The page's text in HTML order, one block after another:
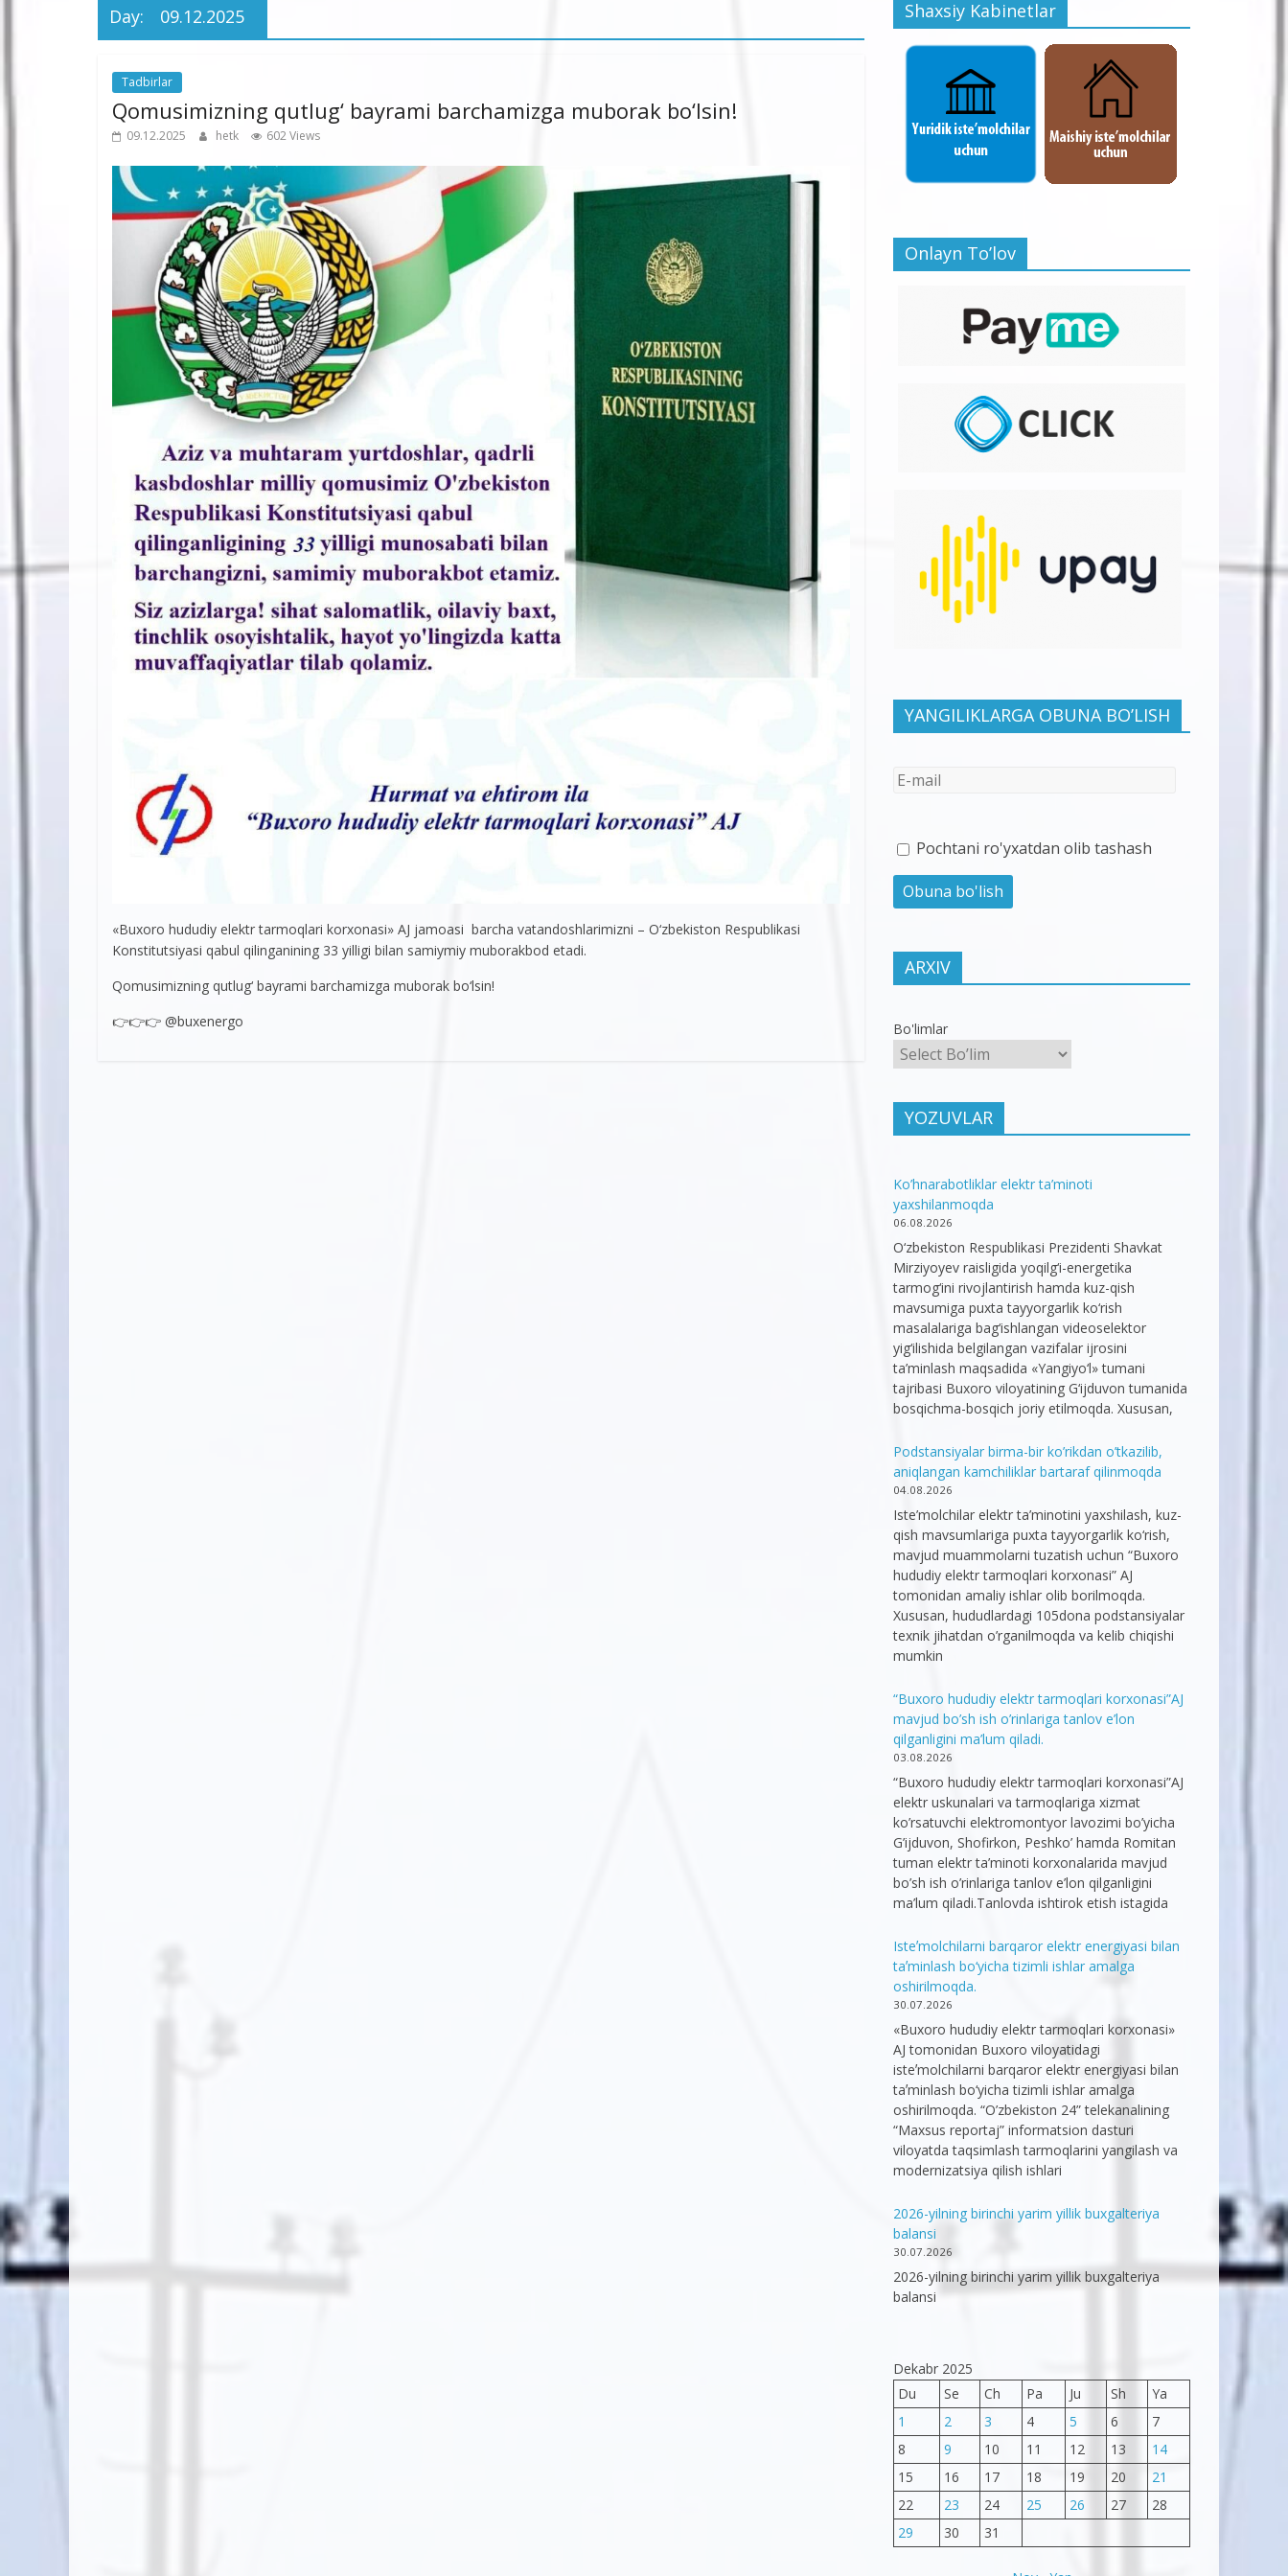
Day: 09.12.2025
Tadbirlar
Qomusimizning qutlug‘ bayrami barchamizga muborak bo‘lsin!
09.12.2025 hetk 602 Views
«Buxoro hududiy elektr tarmoqlari korxonasi» AJ jamoasi barcha vatandoshlarimizni – O‘zbekiston Respublikasi
Konstitutsiyasi qabul qilinganining 33 yilligi bilan samiymiy muborakbod etadi.
Qomusimizning qutlug‘ bayrami barchamizga muborak bo‘lsin!
👉👉👉 @buxenergo
Shaxsiy Kabinetlar
Onlayn To’lov
YANGILIKLARGA OBUNA BO’LISH
Pochtani ro'yxatdan olib tashash
ARXIV
Bo'limlar
YOZUVLAR
Ko’hnarabotliklar elektr ta’minoti
yaxshilanmoqda
06.08.2026
O‘zbekiston Respublikasi Prezidenti Shavkat
Mirziyoyev raisligida yoqilg‘i-energetika
tarmog‘ini rivojlantirish hamda kuz-qish
mavsumiga puxta tayyorgarlik ko‘rish
masalalariga bag‘ishlangan videoselektor
yig‘ilishida belgilangan vazifalar ijrosini
ta’minlash maqsadida «Yangiyo‘l» tumani
tajribasi Buxoro viloyatining G‘ijduvon tumanida
bosqichma-bosqich joriy etilmoqda. Xususan,
Podstansiyalar birma-bir ko’rikdan o’tkazilib,
aniqlangan kamchiliklar bartaraf qilinmoqda
04.08.2026
Iste’molchilar elektr ta’minotini yaxshilash, kuz-
qish mavsumlariga puxta tayyorgarlik ko‘rish,
mavjud muammolarni tuzatish uchun “Buxoro
hududiy elektr tarmoqlari korxonasi” AJ
tomonidan amaliy ishlar olib borilmoqda.
Xususan, hududlardagi 105dona podstansiyalar
texnik jihatdan o’rganilmoqda va kelib chiqishi
mumkin
“Buxoro hududiy elektr tarmoqlari korxonasi”AJ
mavjud bo’sh ish o’rinlariga tanlov e’lon
qilganligini ma’lum qiladi.
03.08.2026
“Buxoro hududiy elektr tarmoqlari korxonasi”AJ
elektr uskunalari va tarmoqlariga xizmat
ko’rsatuvchi elektromontyor lavozimi bo’yicha
G’ijduvon, Shofirkon, Peshko’ hamda Romitan
tuman elektr ta’minoti korxonalarida mavjud
bo’sh ish o’rinlariga tanlov e’lon qilganligini
ma’lum qiladi.Tanlovda ishtirok etish istagida
Isteʼmolchilarni barqaror elektr energiyasi bilan
taʼminlash bo‘yicha tizimli ishlar amalga
oshirilmoqda.
30.07.2026
«Buxoro hududiy elektr tarmoqlari korxonasi»
AJ tomonidan Buxoro viloyatidagi
isteʼmolchilarni barqaror elektr energiyasi bilan
taʼminlash bo‘yicha tizimli ishlar amalga
oshirilmoqda. “O’zbekiston 24” telekanalining
“Maxsus reportaj” informatsion dasturi
viloyatda taqsimlash tarmoqlarini yangilash va
modernizatsiya qilish ishlari
2026-yilning birinchi yarim yillik buxgalteriya
balansi
30.07.2026
2026-yilning birinchi yarim yillik buxgalteriya
balansi
Dekabr 2025
Du
Se Ch Pa Ju Sh
Ya
1
2 3 4 5 6
7
8
9 10 11 12 13
14
15
16 17 18 19 20
21
22
23 24 25 26 27
28
29
30 31